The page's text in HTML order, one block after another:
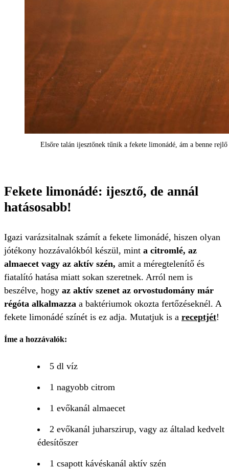
Elsőre talán ijesztőnek tűnik a fekete limonádé, ám a benne
Fekete limonádé: ijesztő, de annál
hatásosabb!
Igazi varázsitalnak számít a fekete limonádé, hiszen olyan
jótékony hozzávalókból készül, mint a citromlé, az
almaecet vagy az aktív szén, amit a méregtelenítő és
fiatalító hatása miatt sokan szeretnek. Arról nem is
beszélve, hogy az aktív szenet az orvostudomány már
régóta alkalmazza a baktériumok okozta fertőzéseknél. A
fekete limonádé színét is ez adja. Mutatjuk is a receptjét!
Íme a hozzávalók:
5 dl víz
1 nagyobb citrom
1 evőkanál almaecet
2 evőkanál juharszirup, vagy az általad kedvelt
édesítőszer
1 csapott kávéskanál aktív szén